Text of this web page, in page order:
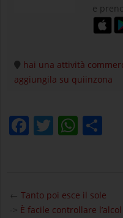
e
hai una attività
aggiungila su quiinzona
Facebook
Twitter
02-
29
← Tanto poi esce il sole
-> È facile controllare